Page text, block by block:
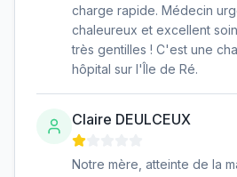
charge rapide. Médecin
chaleureux et excellent
très gentilles ! C'est une
hôpital sur l'Île de Ré.
Claire DEULCEUX
Notre mère, atteinte de la